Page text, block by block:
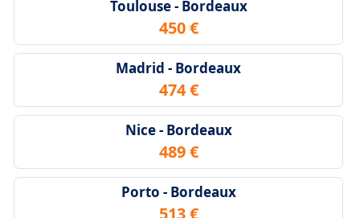
Toulouse - Bordeaux
450 €
Madrid - Bordeaux
474 €
Nice - Bordeaux
489 €
Porto - Bordeaux
513 €